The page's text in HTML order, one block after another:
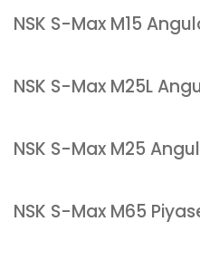
NSK S-Max M15
NSK S-Max M25L
NSK S-Max M25
NSK S-Max M65